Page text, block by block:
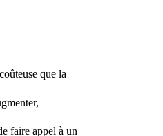
que la
faire appel à un